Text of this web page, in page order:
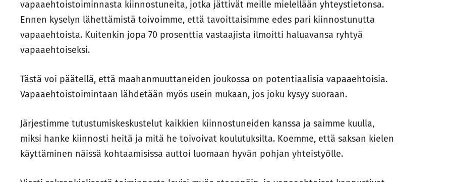
vapaaehtoistoiminnasta kiinnostuneita, jotka jättivät meille mielellään yhteystietonsa.
Ennen kyselyn lähettämistä toivoimme, että tavoittaisimme edes pari kiinnostunutta
vapaaehtoista. Kuitenkin jopa 70 prosenttia vastaajista ilmoitti haluavansa ryhtyä
vapaaehtoiseksi.
Tästä voi päätellä, että maahanmuuttaneiden joukossa on potentiaalisia vapaaehtoisia.
Vapaaehtoistoimintaan lähdetään myös usein mukaan, jos joku kysyy suoraan.
Järjestimme tutustumiskeskustelut kaikkien kiinnostuneiden kanssa ja saimme kuulla,
miksi hanke kiinnosti heitä ja mitä he toivoivat koulutuksilta. Koemme, että saksan kielen
käyttäminen näissä kohtaamisissa auttoi luomaan hyvän pohjan yhteistyölle.